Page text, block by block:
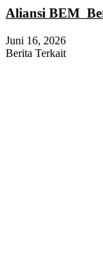
Aliansi BEM
Juni 16, 2026
Berita Terkait